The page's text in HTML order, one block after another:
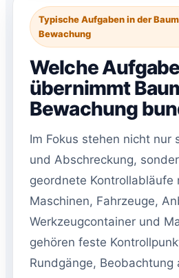
Typische Aufgaben in der
Bewachung
Welche
übernimmt
Bewachung
Im Fokus stehen nicht nur
und Abschreckung,
geordnete Kontrollabläufe
Maschinen, Fahrzeuge,
Werkzeugcontainer und
gehören feste
Rundgänge, Beobachtung